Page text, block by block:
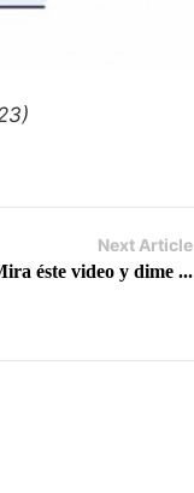
Next Article
éste video y dime ...